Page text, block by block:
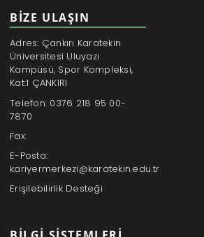
BİZE ULAŞIN
Adres: Çankırı Karatekin
Üniversitesi Uluyazı
Kampüsü, Spor Kompleksi,
Kat:1 ÇANKIRI
Telefon: 0376 218 95 00-
7870
Fax:
E-Posta:
kariyermerkezi@karatekin.edu.tr
Erişilebilirlik Desteği